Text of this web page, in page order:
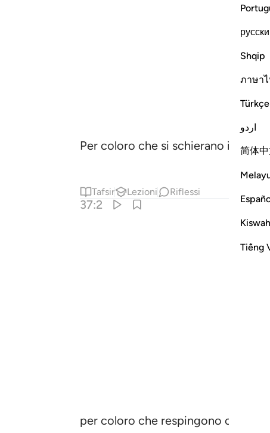
Shqip
ภาษา
Türkçe
اردو
简体
Tiếng
Per coloro che si schierano in
Tafsir Lezioni Riflessi
37:2
per coloro che respingono con